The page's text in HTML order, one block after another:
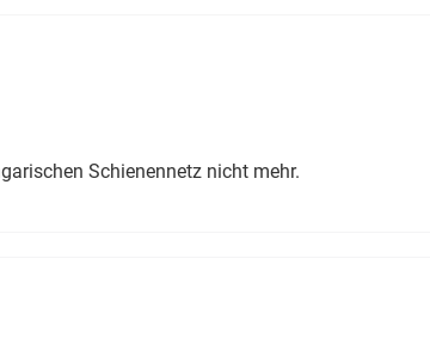
Schienennetz nicht mehr.